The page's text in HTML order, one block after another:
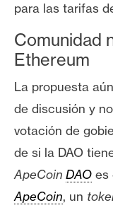
para las tarifas
Comunidad
Ethereum
La propuesta
de discusión y
votación de
de si la DAO
ApeCoin DAO es
ApeCoin, un